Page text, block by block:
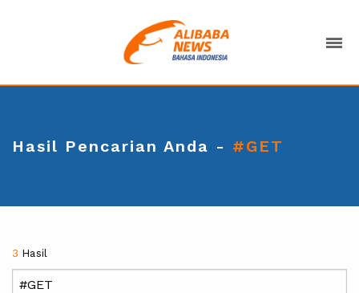
Hasil Pencarian Anda - #GET
3 Hasil